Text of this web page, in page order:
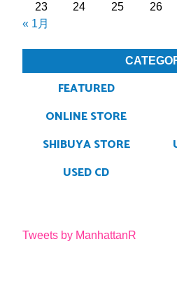
« 1月
23
24 25 26
FEATURED
ONLINE STORE
SHIBUYA STORE
USED CD
Tweets by ManhattanR